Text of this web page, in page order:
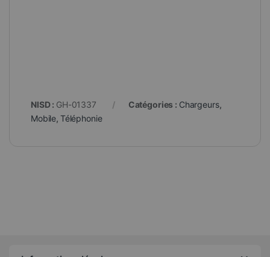
NISD : GH-01337 Catégories : Chargeurs,
Mobile, Téléphonie